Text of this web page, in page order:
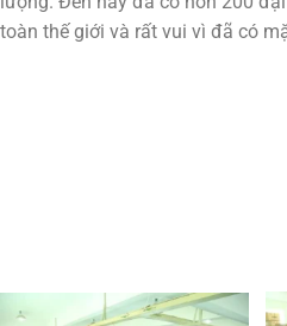
toàn thế giới và rất vui vì đã có